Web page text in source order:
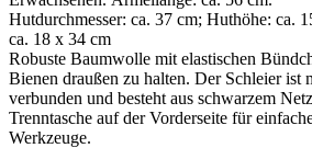
Hutdurchmesser: ca. 37 cm; Huthöhe: ca.
ca. 18 x 34 cm
Robuste Baumwolle mit elastischen
Bienen draußen zu halten. Der Schleier ist
verbunden und besteht aus schwarzem
Trenntasche auf der Vorderseite für
Werkzeuge.